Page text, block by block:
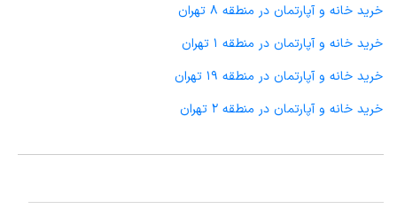
خرید خانه و آپارتمان در منطقه 8 تهران
خرید خانه و آپارتمان در منطقه 1 تهران
خرید خانه و آپارتمان در منطقه 19 تهران
خرید خانه و آپارتمان در منطقه 2 تهران